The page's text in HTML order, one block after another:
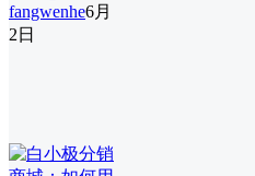
fangwenhe6月
2日